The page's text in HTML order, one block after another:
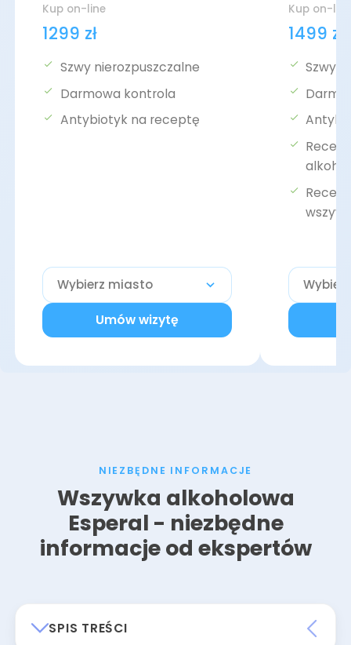
Kup on-line
1299 zł
Szwy nierozpuszczalne
Darmowa kontrola
Antybiotyk na receptę
Umów wizytę
Kup on-
1499 zł
Szwy
NIEZBĘDNE INFORMACJE
Wszywka alkoholowa
Esperal - niezbędne
informacje od ekspertów
SPIS TREŚCI